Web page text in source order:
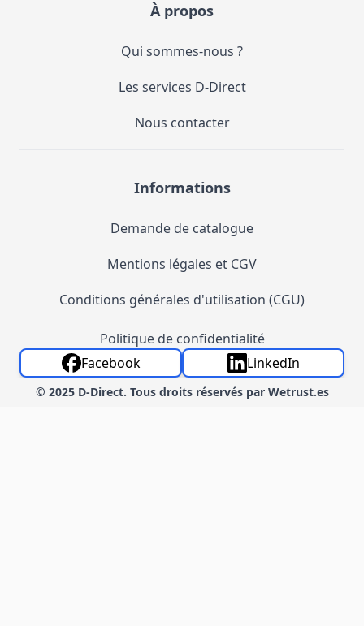
À propos
Qui sommes-nous ?
Les services D-Direct
Nous contacter
Informations
Demande de catalogue
Mentions légales et CGV
Conditions générales d'utilisation (CGU)
Politique de confidentialité
Facebook
LinkedIn
© 2025 D-Direct. Tous droits réservés par Wetrust.es